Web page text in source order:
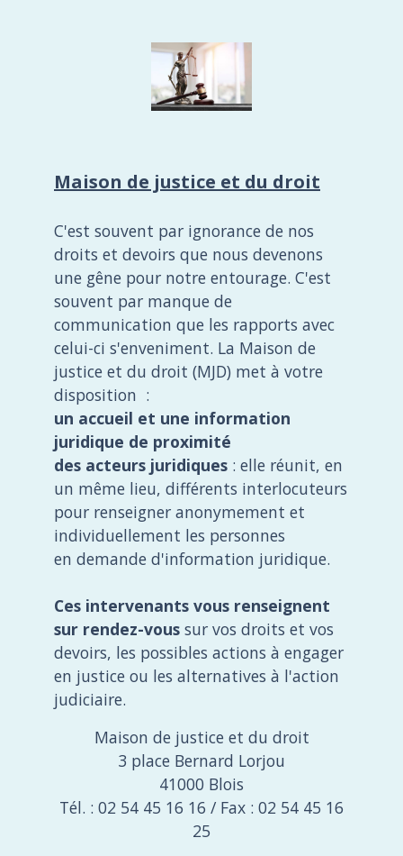
Maison de justice et du droit
C'est souvent par ignorance de nos
droits et devoirs que nous devenons
une gêne pour notre entourage. C'est
souvent par manque de
communication que les rapports avec
celui-ci s'enveniment. La Maison de
justice et du droit (MJD) met à votre
disposition :
un accueil et une information
juridique de proximité
des acteurs juridiques : elle réunit, en
un même lieu, différents interlocuteurs
pour renseigner anonymement et
individuellement les personnes
en demande d'information juridique.
Ces intervenants vous renseignent
sur rendez-vous sur vos droits et vos
devoirs, les possibles actions à engager
en justice ou les alternatives à l'action
judiciaire.
Maison de justice et du droit
3 place Bernard Lorjou
41000 Blois
Tél. : 02 54 45 16 16 / Fax : 02 54 45 16
25